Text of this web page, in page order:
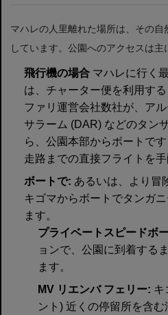
マハレの人里離れた場所は、その
しています。公園へのアクセスは主
飛行機の場合 マハレに行く
は、チャーター便を利用す
ファリ運営会社数社が、ア
サラーム (DAR) などのタン
ら、公園本部からボートで
走路までの直接フライトを手
ボートで: あるいは、より冒
キゴマからボートでタンガ
ます。
プライベートスピードボ
ョンで、公園に到着する
ます。
MV リエンバ フェリー: キ
ント) 近くの停留所を含